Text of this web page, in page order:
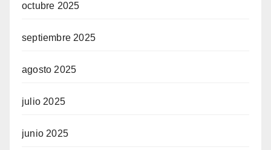
octubre 2025
septiembre 2025
agosto 2025
julio 2025
junio 2025